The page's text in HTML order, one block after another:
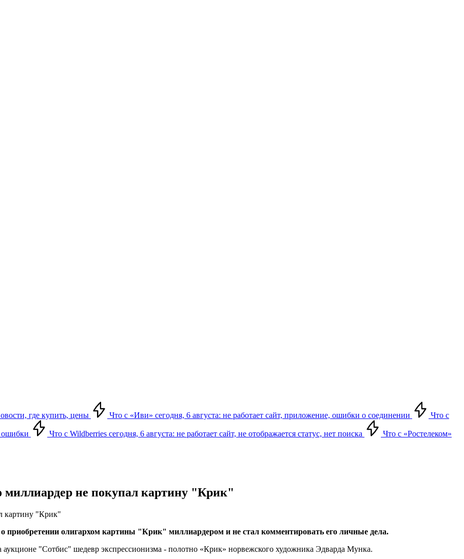
где купить, цены Что с «Иви» сегодня, 6 августа: не работает сайт, приложение, ошибки о соединении Что с
ошибки Что с Wildberries сегодня, 6 августа: не работает сайт, не отображается статус, нет поиска
Что с «Ростелеком»
миллиардер не покупал картину "Крик"
картину "Крик"
олигархом картины "Крик" миллиардером и не стал комментировать его личные дела.
"Сотбис" шедевр экспрессионизма - полотно «Крик» норвежского художника Эдварда Мунка.